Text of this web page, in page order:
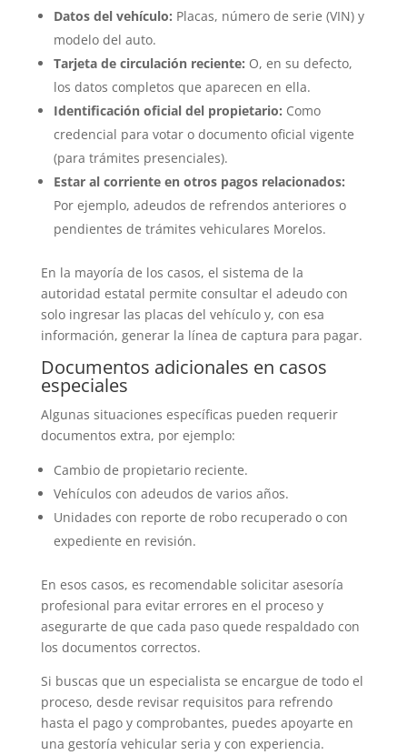
Datos del vehículo: Placas, número de serie (VIN) y
modelo del auto.
Tarjeta de circulación reciente: O, en su defecto,
los datos completos que aparecen en ella.
Identificación oficial del propietario: Como
credencial para votar o documento oficial vigente
(para trámites presenciales).
Estar al corriente en otros pagos relacionados:
Por ejemplo, adeudos de refrendos anteriores o
pendientes de trámites vehiculares Morelos.
En la mayoría de los casos, el sistema de la
autoridad estatal permite consultar el adeudo con
solo ingresar las placas del vehículo y, con esa
información, generar la línea de captura para pagar.
Documentos adicionales en casos
especiales
Algunas situaciones específicas pueden requerir
documentos extra, por ejemplo:
Cambio de propietario reciente.
Vehículos con adeudos de varios años.
Unidades con reporte de robo recuperado o con
expediente en revisión.
En esos casos, es recomendable solicitar asesoría
profesional para evitar errores en el proceso y
asegurarte de que cada paso quede respaldado con
los documentos correctos.
Si buscas que un especialista se encargue de todo el
proceso, desde revisar requisitos para refrendo
hasta el pago y comprobantes, puedes apoyarte en
una gestoría vehicular seria y con experiencia.